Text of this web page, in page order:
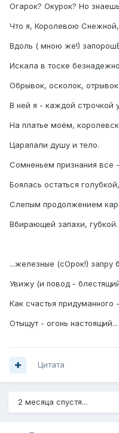
Огарок? Окурок? Но
Что я, Королевою Снежной,
Вдоль ( мною же!)
Искала в тоске
Обрывок, осколок,
В ней я - каждой строчкой
На платье моём,
Царапали душу и тело.
Сомненьем признания все
Боялась остаться голубкой,
Слепым продолжением
Вбирающей запахи, губкой.
...железные (сОрок!) запру
Увижу (и повод -
Как счастья придуманного
Отыщут - огонь настоящий...
Цитата
2 месяца спустя...